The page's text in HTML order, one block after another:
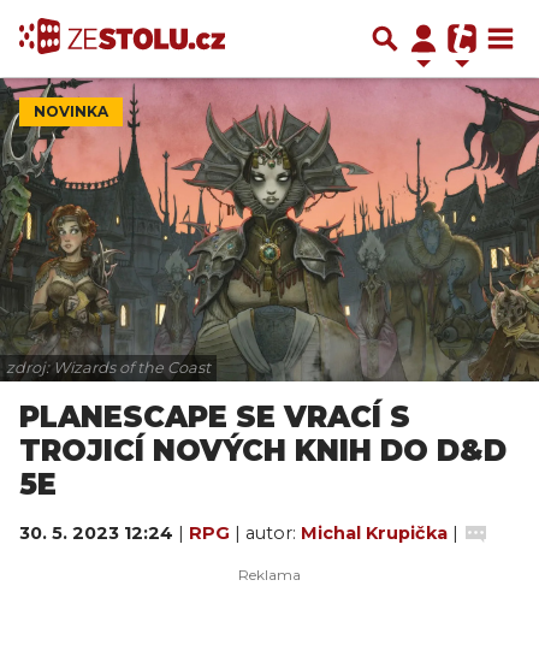
NOVINKA
zdroj: Wizards of the Coast
PLANESCAPE SE VRACÍ S
TROJICÍ NOVÝCH KNIH DO D&D
5E
30. 5. 2023 12:24 | RPG | autor: Michal Krupička |